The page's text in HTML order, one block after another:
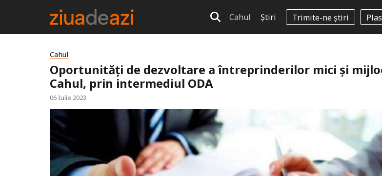
Cahul Știri Trimite-ne știri
Cahul
Oportunități de dezvoltare a întreprinderilor mici și
Cahul, prin intermediul ODA
06 Iulie 2023